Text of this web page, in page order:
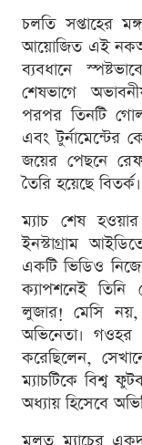
চলতি সপ্তাহের
আয়োজিত এই
ব্যবধানে
শেষভাগে
পরপর তিনটি
এবং টুর্নামেন্টের
জয়ের পেছনে
তৈরি হয়েছে বিতর্ক।
ম্যাচ শেষ
ইনস্টাগ্রাম
একটি ভিডিও
ক্যাপশনেই
লুজার! মেসি নয়,
অভিনেতা। গওহর
করেছিলেন,
ম্যাচটিকে বিশ্ব
অধ্যায় হিসেবে